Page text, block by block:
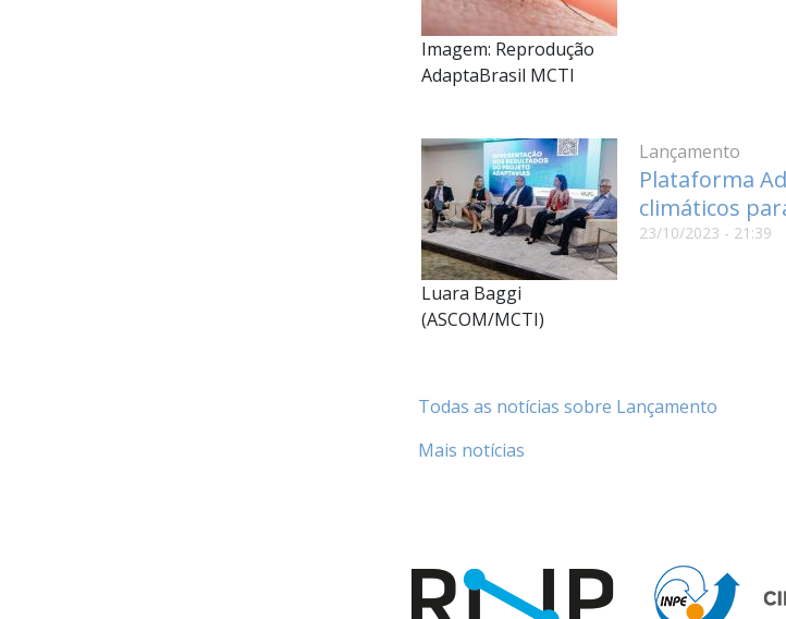
Imagem: Reprodução
AdaptaBrasil MCTI
Luara Baggi
(ASCOM/MCTI)
Lançamento
Plataforma
climáticos
23/10/2023 - 21:39
Todas as notícias sobre Lançamento
Mais notícias